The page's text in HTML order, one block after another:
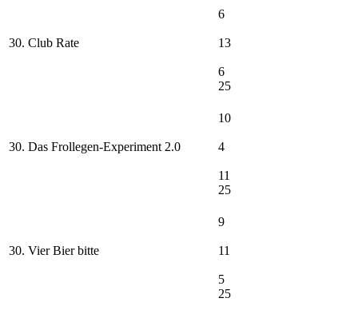
30. Club Rate
6
13
6
25
30. Das Frollegen-Experiment 2.0
10
4
11
25
30. Vier Bier bitte
9
11
5
25